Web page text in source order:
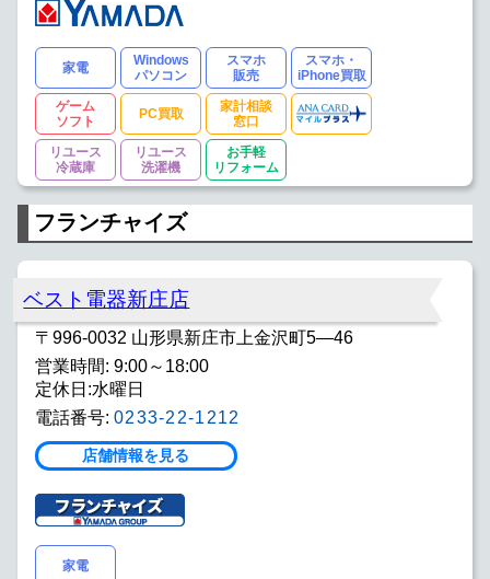
家電
Windows
パソコン
スマホ
販売
スマホ・
iPhone買取
ゲーム
ソフト
PC買取
家計相談
窓口
リユース
冷蔵庫
リユース
洗濯機
お手軽
リフォーム
フランチャイズ
ベスト電器新庄店
〒996-0032 山形県新庄市上金沢町5―46
営業時間: 9:00～18:00
定休日:水曜日
電話番号: 0233-22-1212
店舗情報を見る
家電